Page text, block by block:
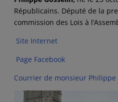
Républicains. Député de la
commission des Lois à
Site Internet
Page Facebook
Courrier de monsieur